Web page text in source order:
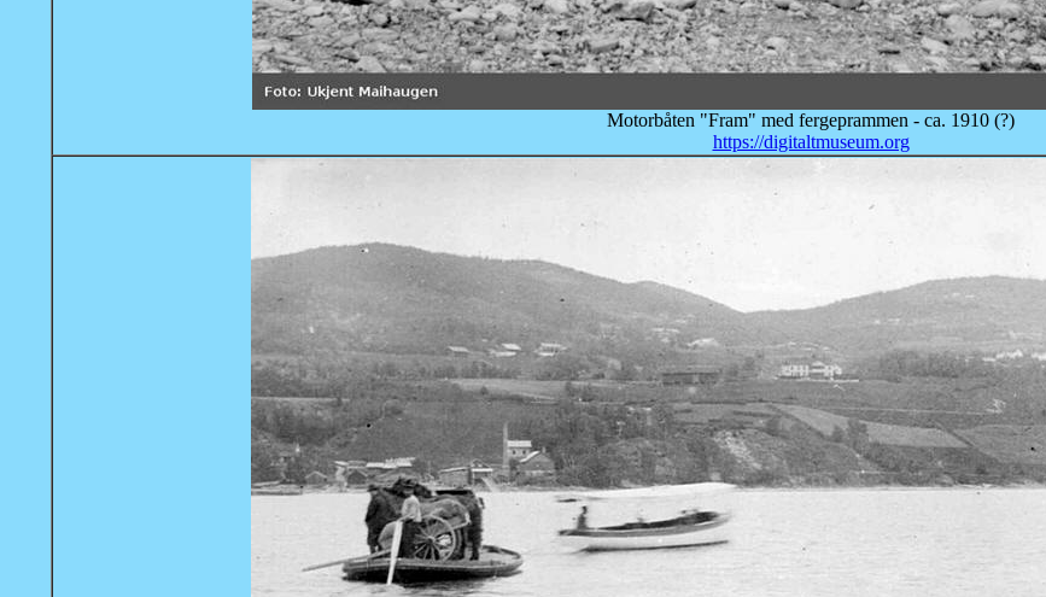
Motorbåten "Fram" med fergeprammen - ca. 1910 (?)
https://digitaltmuseum.org